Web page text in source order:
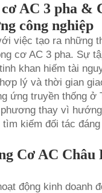
AC 3 pha &
công nghiệp
việc tạo ra những
cơ AC 3 pha. Sự
khan hiếm tài
lý và thời gian
ứng truyền thống ở
thay vì
kiếm đối tác
Cơ AC Châu
động kinh doanh